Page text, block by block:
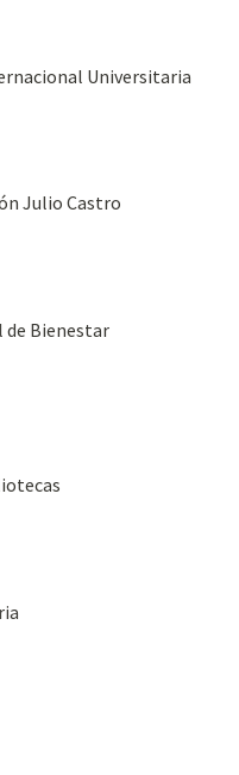
Universitaria
Julio Castro
de Bienestar